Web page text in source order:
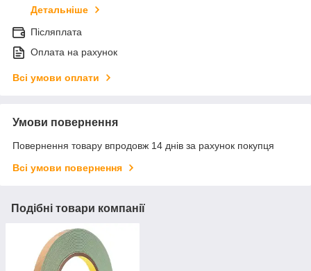
Детальніше
Післяплата
Оплата на рахунок
Всі умови оплати
Умови повернення
Повернення товару впродовж 14 днів за рахунок покупця
Всі умови повернення
Подібні товари компанії